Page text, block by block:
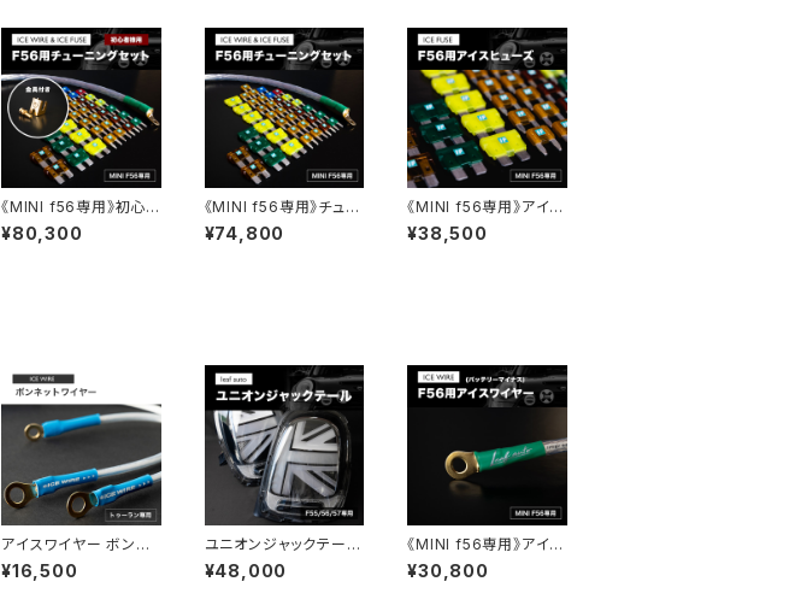
《MINI f56専用》初心
者様用チューニングフル
セット(アイスワイヤー・
¥80,300
《MINI f56専用》チュー
ニングフルセット(アイス
ワイヤー・アイスヒュー
¥74,800
《MINI f56専用》アイス
ヒューズ
¥38,500
アイスワイヤー ボンネ
ットワイヤー(トゥーラン
用)
¥16,500
ユニオンジャックテール
《COLOR：ブラック》
¥48,000
《MINI f56専用》アイス
ワイヤー（バッテリーマ
イナス）
¥30,800